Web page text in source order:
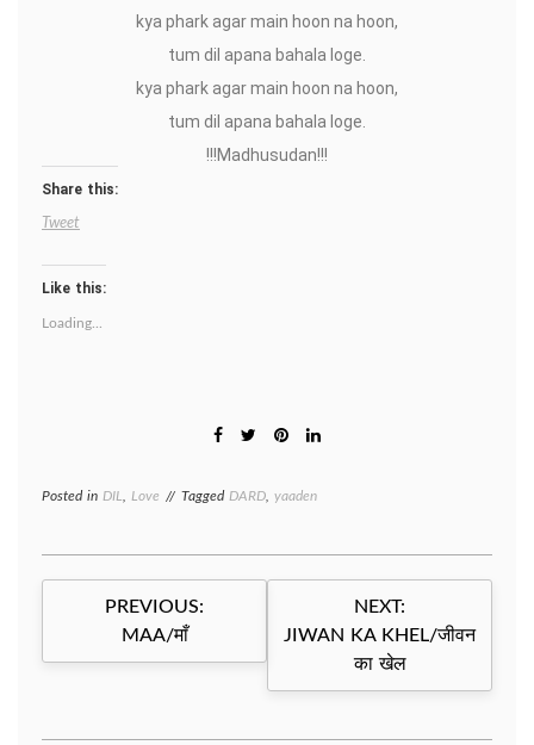
kya phark agar main hoon na hoon,
tum dil apana bahala loge.
kya phark agar main hoon na hoon,
tum dil apana bahala loge.
!!!Madhusudan!!!
Share this:
Tweet
Like this:
Loading...
Posted in DIL Love Tagged DARD yaaden
Post
navigation
PREVIOUS:
MAA/माँ
NEXT:
JIWAN KA KHEL/जीवन
का खेल